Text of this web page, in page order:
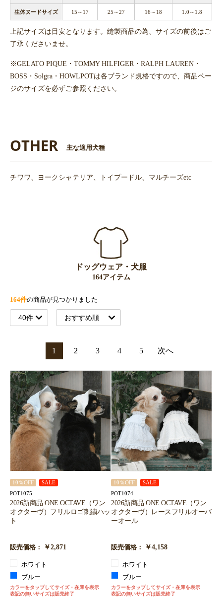
生体ヌードサイズ 15～17 25～27 16～18 1.0～1.8
上記サイズは目安となります。縫製商品の為、サイズの前後はご
了承くださいませ。
※GELATO PIQUE・TOMMY HILFIGER・RALPH LAUREN・
BOSS・Solgra・HOWLPOTは各ブランド規格ですので、商品ペー
ジのサイズを必ずご参照ください。
OTHER 主な適用犬種
チワワ、ヨークシャテリア、トイプードル、マルチーズetc
ドッグウェア・犬服
164アイテム
164件の商品が見つかりました
1 2 3 4 5 次へ
10％OFF SALE
POT1075
2026新商品 ONE OCTAVE（ワン
オクターヴ）フリルロゴ刺繍ハッ
ト
販売価格： ￥2,871
ホワイト
ブルー
カラーをタップしてサイズ・在庫を表示
表記の無いサイズは販売終了
10％OFF SALE
POT1074
2026新商品 ONE OCTAVE（ワン
オクターヴ）レースフリルオーバ
ーオール
販売価格： ￥4,158
ホワイト
ブルー
カラーをタップしてサイズ・在庫を表示
表記の無いサイズは販売終了